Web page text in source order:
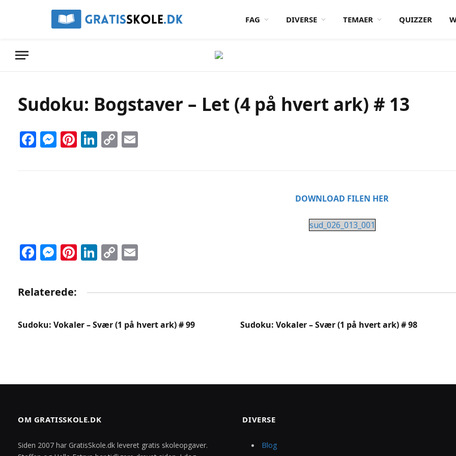
FAG DIVERSE TEMAER QUIZZER
Sudoku: Bogstaver – Let (4 på hvert ark) # 13
Facebook
Messenger
Pinterest
LinkedIn
Copy
DOWNLOAD FILEN HER
sud_026_013_001
Facebook
Messenger
Pinterest
LinkedIn
Copy
Relaterede:
Sudoku: Vokaler – Svær (1 på hvert ark) # 99 Sudoku: Vokaler – Svær (1 på hvert ark) # 98
OM GRATISSKOLE.DK
Siden 2007 har GratisSkole.dk leveret gratis skoleopgaver.
DIVERSE
Blog